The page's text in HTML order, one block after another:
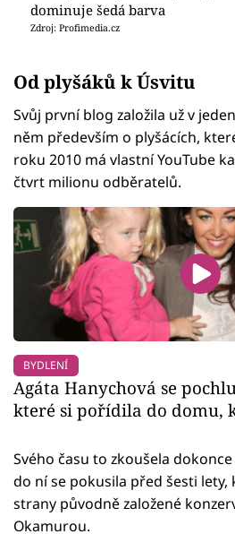
dominuje šedá barva
Zdroj: Profimedia.cz
Od plyšáků k Úsvitu
Svůj první blog založila už v
něm především o plyšácích,
roku 2010 má vlastní YouTube
čtvrt milionu odběratelů.
BYDLENÍ
Agáta Hanychová se
které si pořídila do domu,
Svého času to zkoušela
do ní se pokusila před šesti lety,
strany původně založené
Okamurou.